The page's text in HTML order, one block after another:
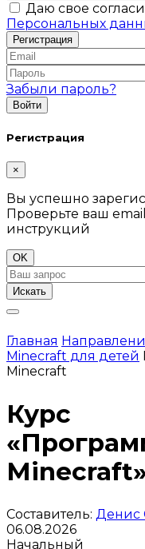
Даю свое
Персональных
Забыли пароль?
Регистрация
×
Вы успешно
Проверьте ваш
инструкций
OK
Искать
Главная
Minecraft для детей
Minecraft
Курс
Составитель: Денис
06.08.2026
Начальный